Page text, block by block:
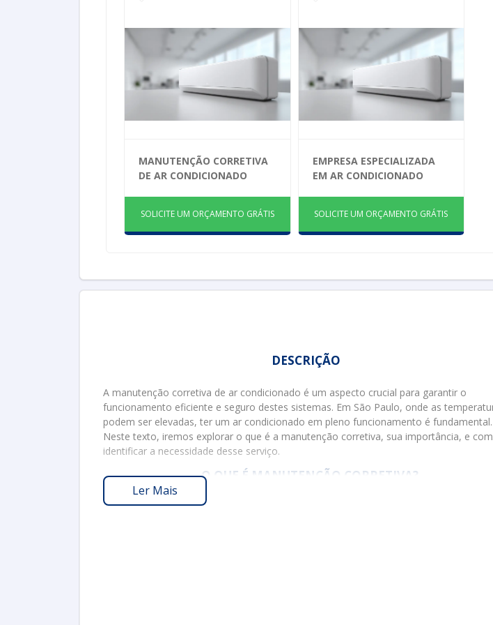
MANUTENÇÃO CORRETIVA
DE AR CONDICIONADO
SOLICITE UM ORÇAMENTO GRÁTIS
EMPRESA ESPECIALIZADA
EM AR CONDICIONADO
SOLICITE UM ORÇAMENTO GRÁTIS
DESCRIÇÃO
A manutenção corretiva de ar condicionado é um aspecto crucial para garantir o
funcionamento eficiente e seguro destes sistemas. Em São Paulo, onde as
podem ser elevadas, ter um ar condicionado em pleno funcionamento é fundamental.
Neste texto, iremos explorar o que é a manutenção corretiva, sua importância, e
identificar a necessidade desse serviço.
O QUE É MANUTENÇÃO CORRETIVA?
A manutenção corretiva consiste em realizar reparos em um sistema de ar
Ler Mais